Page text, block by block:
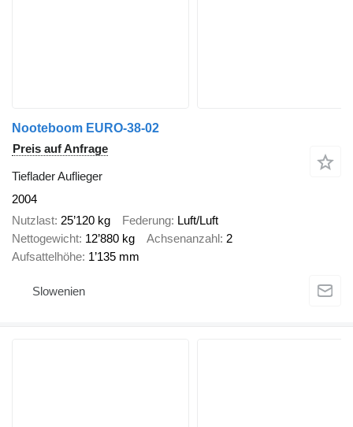
Nooteboom EURO-38-02
Preis auf Anfrage
Tieflader Auflieger
2004
Nutzlast 25’120 kg Federung Luft/Luft
Nettogewicht 12’880 kg Achsenanzahl 2
Aufsattelhöhe 1’135 mm
Slowenien